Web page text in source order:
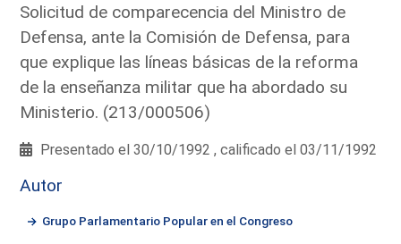
Solicitud de comparecencia del Ministro de
Defensa, ante la Comisión de Defensa, para
que explique las líneas básicas de la reforma
de la enseñanza militar que ha abordado su
Ministerio. (213/000506)
Presentado el 30/10/1992 , calificado el 03/11/1992
Autor
Grupo Parlamentario Popular en el Congreso